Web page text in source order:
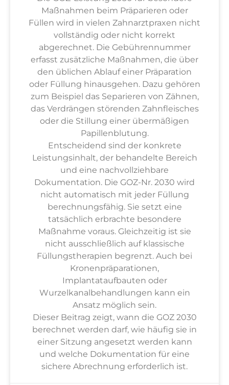
Maßnahmen beim Präparieren oder
Füllen wird in vielen Zahnarztpraxen nicht
vollständig oder nicht korrekt
abgerechnet. Die Gebührennummer
erfasst zusätzliche Maßnahmen, die über
den üblichen Ablauf einer Präparation
oder Füllung hinausgehen. Dazu gehören
zum Beispiel das Separieren von Zähnen,
das Verdrängen störenden Zahnfleisches
oder die Stillung einer übermäßigen
Papillenblutung.
Entscheidend sind der konkrete
Leistungsinhalt, der behandelte Bereich
und eine nachvollziehbare
Dokumentation. Die GOZ-Nr. 2030 wird
nicht automatisch mit jeder Füllung
berechnungsfähig. Sie setzt eine
tatsächlich erbrachte besondere
Maßnahme voraus. Gleichzeitig ist sie
nicht ausschließlich auf klassische
Füllungstherapien begrenzt. Auch bei
Kronenpräparationen,
Implantataufbauten oder
Wurzelkanalbehandlungen kann ein
Ansatz möglich sein.
Dieser Beitrag zeigt, wann die GOZ 2030
berechnet werden darf, wie häufig sie in
einer Sitzung angesetzt werden kann
und welche Dokumentation für eine
sichere Abrechnung erforderlich ist.